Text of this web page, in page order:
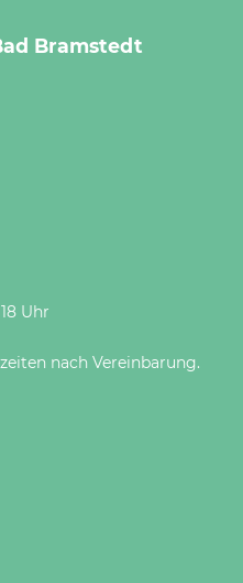
Bramstedt
Uhr
nach Vereinbarung.